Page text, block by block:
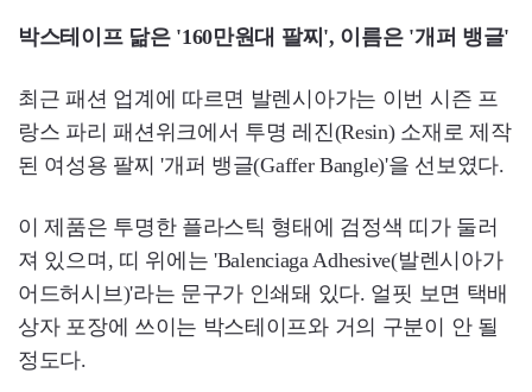
박스테이프 닮은 '160만원대 팔찌', 이름은 '개퍼 뱅글'
최근 패션 업계에 따르면 발렌시아가는 이번 시즌 프
랑스 파리 패션위크에서 투명 레진(Resin) 소재로 제작
된 여성용 팔찌 '개퍼 뱅글(Gaffer Bangle)'을 선보였다.
이 제품은 투명한 플라스틱 형태에 검정색 띠가 둘러
져 있으며, 띠 위에는 'Balenciaga Adhesive(발렌시아가
어드허시브)'라는 문구가 인쇄돼 있다. 얼핏 보면 택배
상자 포장에 쓰이는 박스테이프와 거의 구분이 안 될
정도다.